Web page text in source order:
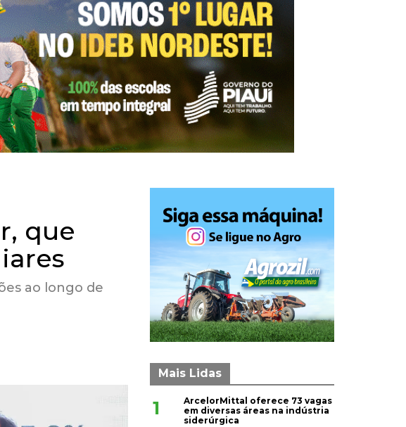
que
ao longo de
Mais Lidas
1
ArcelorMittal oferece 73 vagas
em diversas áreas na indústria
siderúrgica